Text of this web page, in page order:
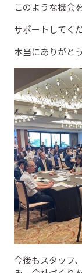
このような機会
サポートしてく
本当にありがと
今後もスタッフ